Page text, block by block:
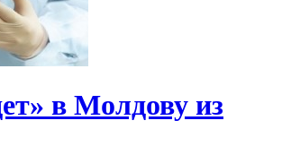
в Молдову из